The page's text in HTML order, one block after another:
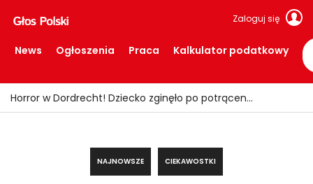
Zaloguj się
News Ogłoszenia Praca Kalkulator podatkowy
Horror w Dordrecht! Dziecko zginęło po potrąceniu przez busa
NAJNOWSZE CIEKAWOSTKI